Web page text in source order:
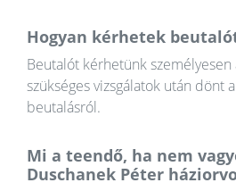
Hogyan kérhetek
Beutalót kérhetünk személyesen
szükséges vizsgálatok után dönt
beutalásról.
Mi a teendő, ha nem
Duschanek Péter